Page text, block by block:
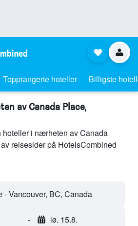
Topprangerte hoteller Billigste
av Canada Place,
hoteller i nærheten av Canada
reisesider på HotelsCombined
- Vancouver, BC, Canada
- lø. 15.8.